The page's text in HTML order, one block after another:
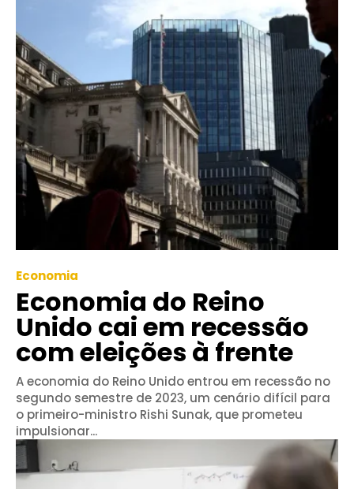
Economia
Economia do Reino
Unido cai em recessão
com eleições à frente
A economia do Reino Unido entrou em recessão no
segundo semestre de 2023, um cenário difícil para
o primeiro-ministro Rishi Sunak, que prometeu
impulsionar...